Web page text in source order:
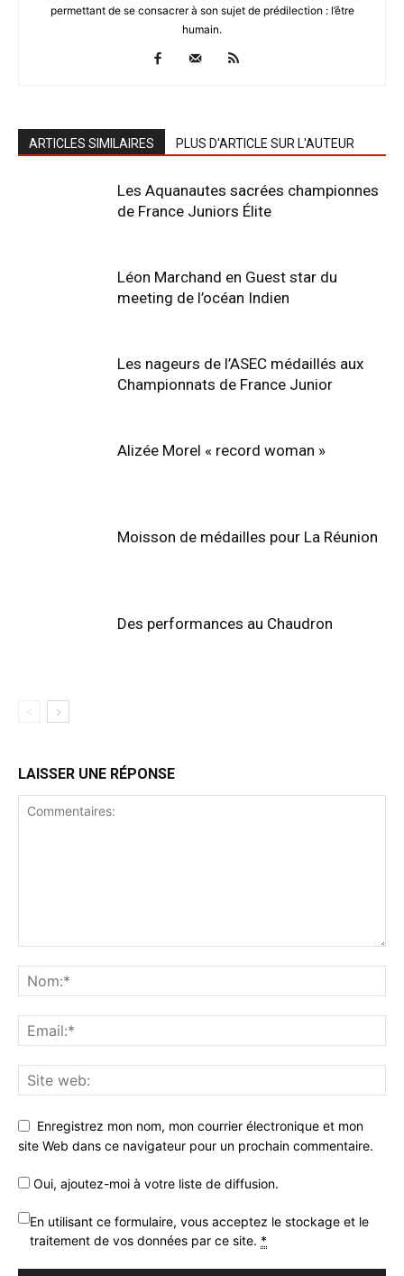
permettant de se consacrer à son sujet de prédilection : l’être
humain.
ARTICLES SIMILAIRES PLUS D'ARTICLE SUR L'AUTEUR
Les Aquanautes sacrées championnes
de France Juniors Élite
Léon Marchand en Guest star du
meeting de l’océan Indien
Les nageurs de l’ASEC médaillés aux
Championnats de France Junior
Alizée Morel « record woman »
Moisson de médailles pour La Réunion
Des performances au Chaudron
LAISSER UNE RÉPONSE
Enregistrez mon nom, mon courrier électronique et mon
site Web dans ce navigateur pour un prochain commentaire.
Oui, ajoutez-moi à votre liste de diffusion.
En utilisant ce formulaire, vous acceptez le stockage et le
traitement de vos données par ce site. *